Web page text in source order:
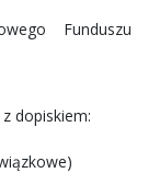
Funduszu
dopiskiem: